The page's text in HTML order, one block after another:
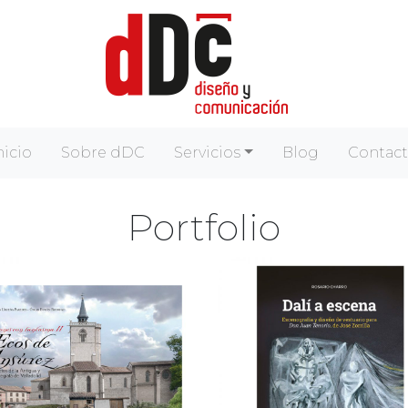
Sobre dDC Servicios Blog
Portfolio